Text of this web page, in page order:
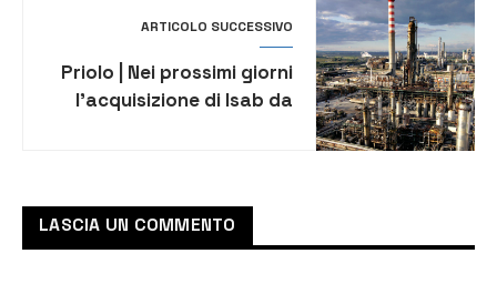
ARTICOLO SUCCESSIVO
Priolo | Nei prossimi giorni
l’acquisizione di Isab da
LASCIA UN COMMENTO